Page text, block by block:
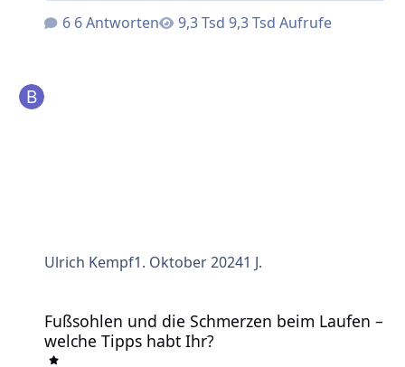
6 Antworten 9,3 Tsd Aufrufe
Ulrich Kempf1. Oktober 20241 J.
Fußsohlen und die Schmerzen beim Laufen –
welche Tipps habt Ihr?